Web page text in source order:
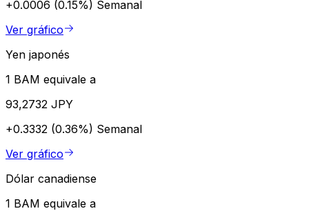
+0.0006 (0.15%) Semanal
Ver gráfico
Yen japonés
1 BAM equivale a
93,2732 JPY
+0.3332 (0.36%) Semanal
Ver gráfico
Dólar canadiense
1 BAM equivale a